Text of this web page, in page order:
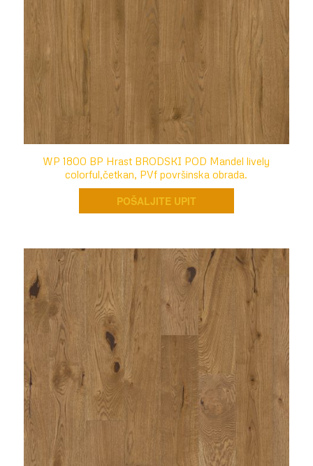
WP 1800 BP Hrast BRODSKI POD Mandel lively
colorful,četkan, PVf površinska obrada.
POŠALJITE UPIT